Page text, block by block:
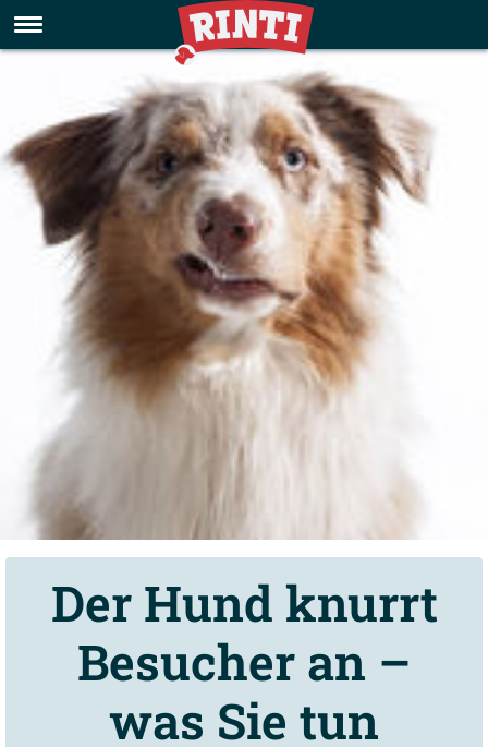
Der Hund knurrt
Besucher an –
was Sie tun